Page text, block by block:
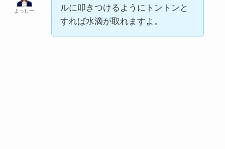
よっしー
ルに叩きつけるようにトントンと
すれば水滴が取れますよ。